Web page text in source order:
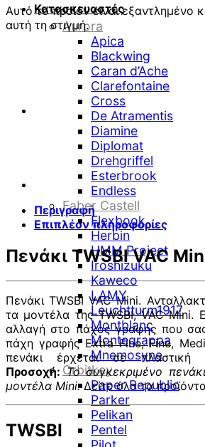
Κατασκευαστές
Aurora
Apica
Blackwing
Caran d’Ache
Clarefontaine
Cross
De Atramentis
Diamine
Diplomat
Drehgriffel
Esterbrook
Endless
Faber Castell
Flexbook
Herbin
HMM Project
Iroshizuku
Kaweco
LAMY
Leuchtturm1917
Montblanc
Montegrappa
Mnemosyne
Orbitkey
Paper Republic
Parker
Pelikan
Pentel
Αυτό το προϊόν είναι εξαντλημένο
αυτή τη στιγμή.
Περιγραφή
Επιπλέον πληροφορίες
Πενάκι TWSBI VAC
Πενάκι TWSBI VAC Mini.
τα μοντέλα της TWSBI, VAC Mini.
αλλαγή στο πάχος γραφής που σας
πάχη γραφής Extra Fine, Fine,
πενάκι έρχεται σε πλαστική
Προσοχή: Το συγκεκριμένο
μοντέλα Mini.Δείτε όλα τα
TWSBI